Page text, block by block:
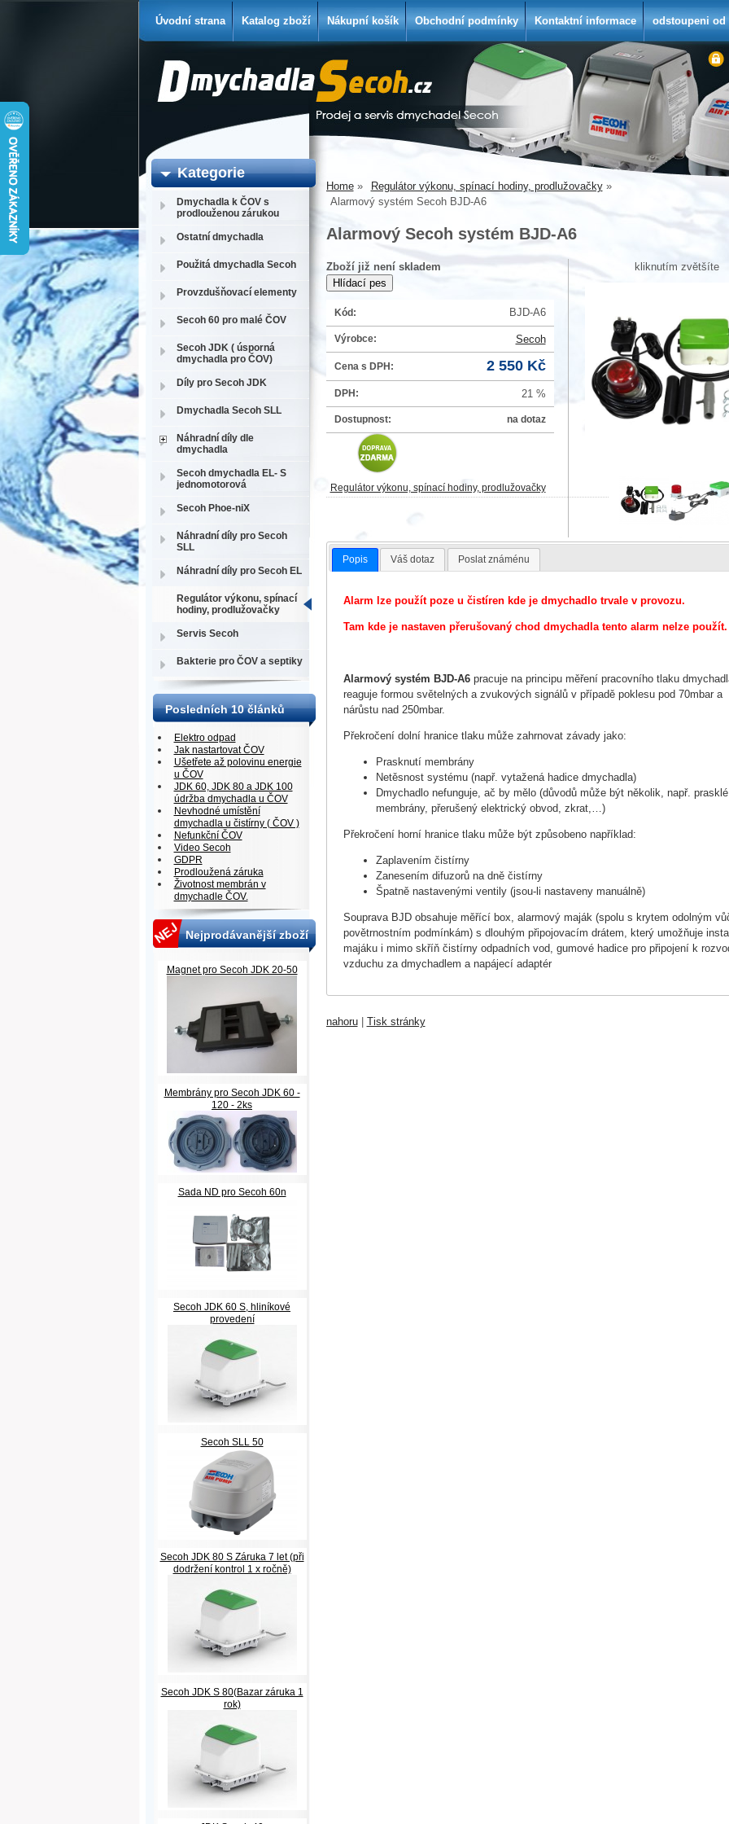
Úvodní strana Katalog zboží Nákupní košík Obchodní podmínky Kontaktní informace odstoupeni od
Home
Regulátor výkonu, spínací hodiny, prodlužovačky
Alarmový systém Secoh BJD-A6
Alarmový Secoh systém BJD-A6
kliknutím zvětšíte
Zboží již není skladem
Kód: BJD-A6
Výrobce: Secoh
Cena s DPH: 2 550 Kč
DPH: 21 %
Dostupnost: na dotaz
Regulátor výkonu, spínací hodiny, prodlužovačky
Popis Váš dotaz Poslat známénu
Alarm lze použít poze u čistíren kde je dmychadlo trvale v provozu.
Tam kde je nastaven přerušovaný chod dmychadla tento alarm nelze použít.
Alarmový systém BJD-A6 pracuje na principu měření pracovního tlaku
reaguje formou světelných a zvukových signálů v případě poklesu pod 70mbar a
nárůstu nad 250mbar.
Překročení dolní hranice tlaku může zahrnovat závady jako:
Prasknutí membrány
Netěsnost systému (např. vytažená hadice dmychadla)
Dmychadlo nefunguje, ač by mělo (důvodů může být několik, např. prasklé
membrány, přerušený elektrický obvod, zkrat,…)
Překročení horní hranice tlaku může být způsobeno například:
Zaplavením čistírny
Zanesením difuzorů na dně čistírny
Špatně nastavenými ventily (jsou-li nastaveny manuálně)
Souprava BJD obsahuje měřící box, alarmový maják (spolu s krytem odolným
povětrnostním podmínkám) s dlouhým připojovacím drátem, který umožňuje
majáku i mimo skříň čistírny odpadních vod, gumové hadice pro připojení k
vzduchu za dmychadlem a napájecí adaptér
nahoru| Tisk stránky
Kategorie
Dmychadla k ČOV s
prodlouženou zárukou
Ostatní dmychadla
Použitá dmychadla Secoh
Provzdušňovací elementy
Secoh 60 pro malé ČOV
Secoh JDK ( úsporná
dmychadla pro ČOV)
Díly pro Secoh JDK
Dmychadla Secoh SLL
Náhradní díly dle
dmychadla
Secoh dmychadla EL- S
jednomotorová
Secoh Phoe-niX
Náhradní díly pro Secoh
SLL
Náhradní díly pro Secoh EL
Regulátor výkonu, spínací
hodiny, prodlužovačky
Servis Secoh
Bakterie pro ČOV a septiky
Posledních 10 článků
Elektro odpad
Jak nastartovat ČOV
Ušetřete až polovinu energie
u ČOV
JDK 60, JDK 80 a JDK 100
údržba dmychadla u ČOV
Nevhodné umístění
dmychadla u čistírny ( ČOV )
Nefunkční ČOV
Video Secoh
GDPR
Prodloužená záruka
Životnost membrán v
dmychadle ČOV.
Nejprodávanější zboží
Magnet pro Secoh JDK 20-50
Membrány pro Secoh JDK 60 -
120 - 2ks
Sada ND pro Secoh 60n
Secoh JDK 60 S, hliníkové
provedení
Secoh SLL 50
Secoh JDK 80 S Záruka 7 let (při
dodržení kontrol 1 x ročně)
Secoh JDK S 80(Bazar záruka 1
rok)